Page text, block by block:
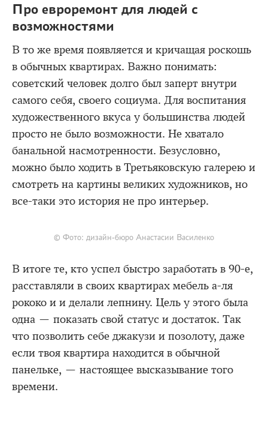
Про евроремонт для людей с
возможностями
В то же время появляется и кричащая роскошь
в обычных квартирах. Важно понимать:
советский человек долго был заперт внутри
самого себя, своего социума. Для воспитания
художественного вкуса у большинства людей
просто не было возможности. Не хватало
банальной насмотренности. Безусловно,
можно было ходить в Третьяковскую галерею и
смотреть на картины великих художников, но
все-таки это история не про интерьер.
© Фото: дизайн-бюро Анастасии Василенко
В итоге те, кто успел быстро заработать в 90-е,
расставляли в своих квартирах мебель а-ля
рококо и и делали лепнину. Цель у этого была
одна — показать свой статус и достаток. Так
что позволить себе джакузи и позолоту, даже
если твоя квартира находится в обычной
панельке, — настоящее высказывание того
времени.